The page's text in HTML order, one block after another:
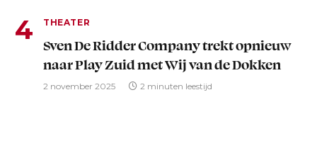
THEATER
Sven De Ridder Company trekt opnieuw
naar Play Zuid met Wij van de Dokken
2 november 2025 2 minuten leestijd